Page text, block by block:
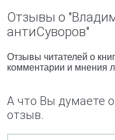
Отзывы о
антиСуворов"
Отзывы читателей о
комментарии и мнения
А что Вы думаете
отзыв.